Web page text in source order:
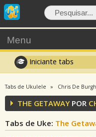
Menu
Iniciante tabs
Tabs de Ukulele Chris De Burgh
THE GETAWAYPOR
Tabs de Uke: The